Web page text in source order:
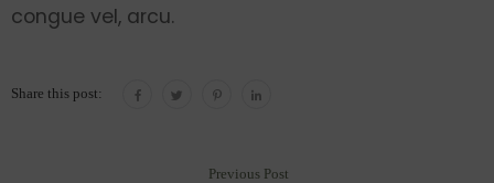
congue vel, arcu.
Share this post:
Previous Post